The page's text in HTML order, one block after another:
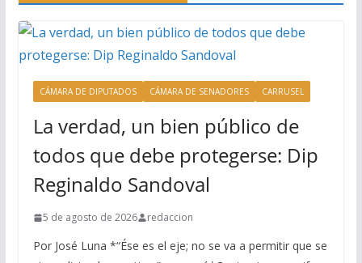
CÁMARA DE DIPUTADOS CÁMARA DE SENADORES CARRUSEL
La verdad, un bien público de
todos que debe protegerse: Dip
Reginaldo Sandoval
5 de agosto de 2026 redaccion
Por José Luna *“Ése es el eje; no se va a permitir que se